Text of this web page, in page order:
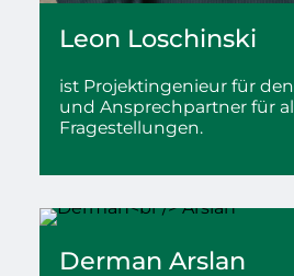
Leon Loschinski
ist Projektingenieur für den
und Ansprechpartner für
Fragestellungen.
Derman Arslan